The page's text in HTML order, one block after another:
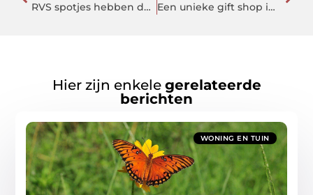
RVS spotjes hebben de toekomst Een unieke gift shop in het centrum van Amsterdam
Hier zijn enkele gerelateerde
berichten
WONING EN TUIN